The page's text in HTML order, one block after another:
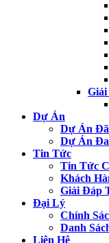
Dự Án
Dự Án
Dự Án
Tin Tức
Tin Tức
Khách
Giải Đáp
Đại Lý
Chính
Danh
Liên Hệ